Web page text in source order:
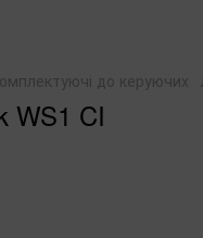
до керуючих
WS1 CI